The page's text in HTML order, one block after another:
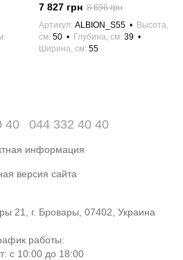
7 827 грн 8 696 грн
Артикул ALBION_S55
Высота,
см 50 Глубина, см 39
Ширина, см 55
40 044 332 40 40
информация
версия сайта
21, г. Бровары, 07402, Украина
работы:
с 10:00 до 18:00